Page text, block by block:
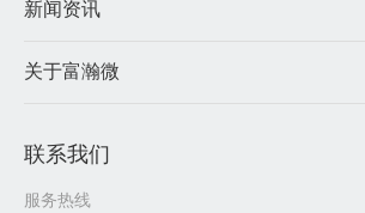
新闻资讯
关于富瀚微
联系我们
服务热线